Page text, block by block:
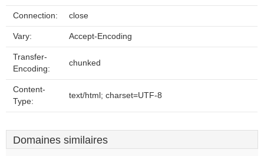
Connection: close
Vary: Accept-Encoding
Transfer-
Encoding:
chunked
Content-
Type:
text/html; charset=UTF-8
Domaines similaires